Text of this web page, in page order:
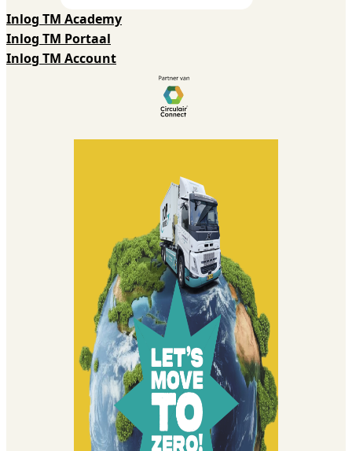
Inlog TM Academy
Inlog TM Portaal
Inlog TM Account